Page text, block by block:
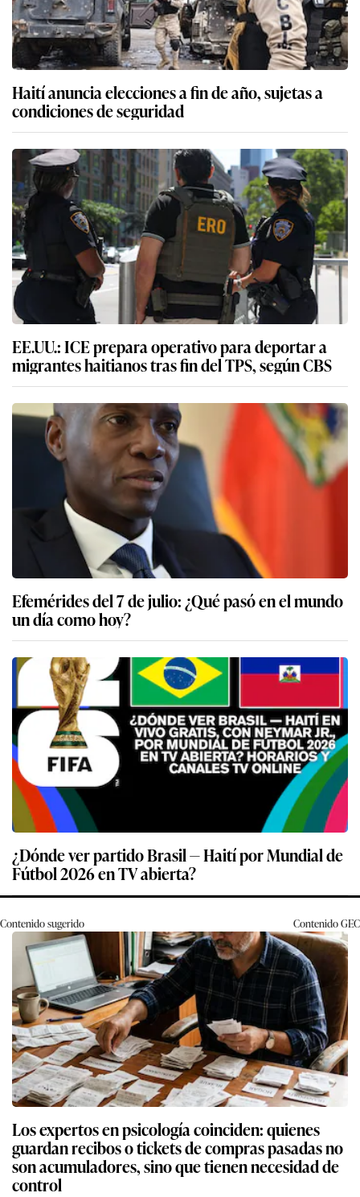
Haití anuncia elecciones a fin de año, sujetas a
condiciones de seguridad
EE.UU.: ICE prepara operativo para deportar a
migrantes haitianos tras fin del TPS, según CBS
Efemérides del 7 de julio: ¿Qué pasó en el mundo
un día como hoy?
¿Dónde ver partido Brasil — Haití por Mundial de
Fútbol 2026 en TV abierta?
Contenido sugerido ContenidoGEC
Los expertos en psicología coinciden: quienes
guardan recibos o tickets de compras pasadas no
son acumuladores, sino que tienen necesidad de
control